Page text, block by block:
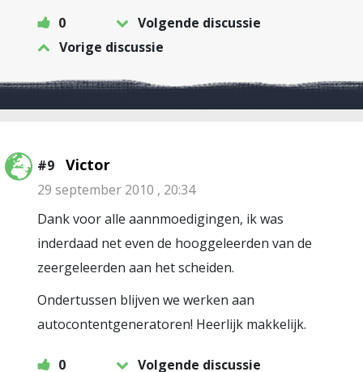
0
Volgende discussie
Vorige discussie
#9 Victor
29 september 2010 , 20:34
Dank voor alle aannmoedigingen, ik was
inderdaad net even de hooggeleerden van de
zeergeleerden aan het scheiden.
Ondertussen blijven we werken aan
autocontentgeneratoren! Heerlijk makkelijk.
0 Volgende discussie